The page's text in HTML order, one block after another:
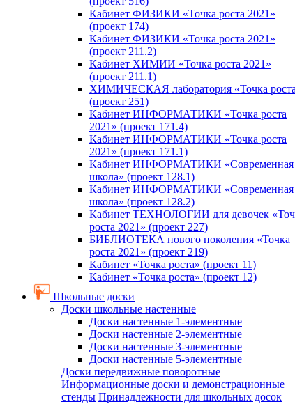
Кабинет ФИЗИКИ «Точка роста 2021»
(проект 174)
Кабинет ФИЗИКИ «Точка роста 2021»
(проект 211.2)
Кабинет ХИМИИ «Точка роста 2021»
(проект 211.1)
ХИМИЧЕСКАЯ лаборатория «Точка
(проект 251)
Кабинет ИНФОРМАТИКИ «Точка роста
2021» (проект 171.4)
Кабинет ИНФОРМАТИКИ «Точка роста
2021» (проект 171.1)
Кабинет ИНФОРМАТИКИ «Современная
школа» (проект 128.1)
Кабинет ИНФОРМАТИКИ «Современная
школа» (проект 128.2)
Кабинет ТЕХНОЛОГИИ для девочек
роста 2021» (проект 227)
БИБЛИОТЕКА нового поколения «Точка
роста 2021» (проект 219)
Кабинет «Точка роста» (проект 11)
Кабинет «Точка роста» (проект 12)
Школьные доски
Доски школьные настенные
Доски настенные 1-элементные
Доски настенные 2-элементные
Доски настенные 3-элементные
Доски настенные 5-элементные
Доски передвижные поворотные
Информационные доски и демонстрационные
стенды Принадлежности для школьных досок